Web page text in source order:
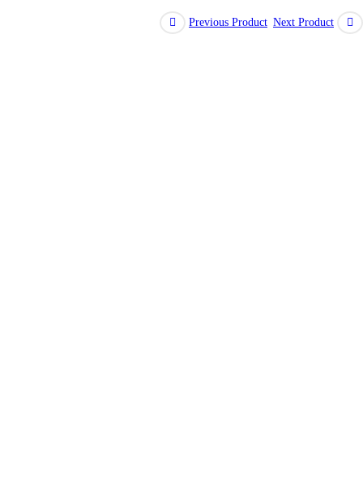
Previous Product Next Product